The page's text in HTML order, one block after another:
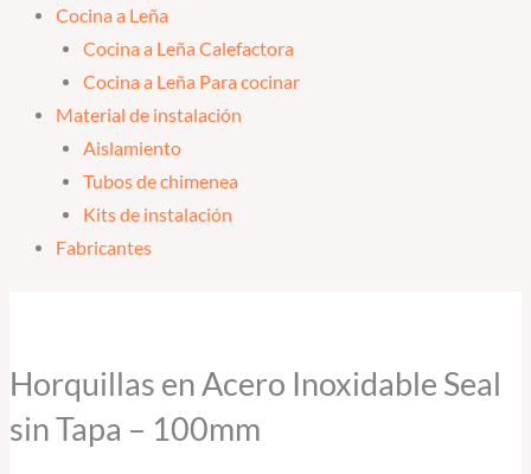
Cocina a Leña
Cocina a Leña Calefactora
Cocina a Leña Para cocinar
Material de instalación
Aislamiento
Tubos de chimenea
Kits de instalación
Fabricantes
Horquillas en Acero Inoxidable Seal
sin Tapa – 100mm
Acero
Inoxidable
Seal